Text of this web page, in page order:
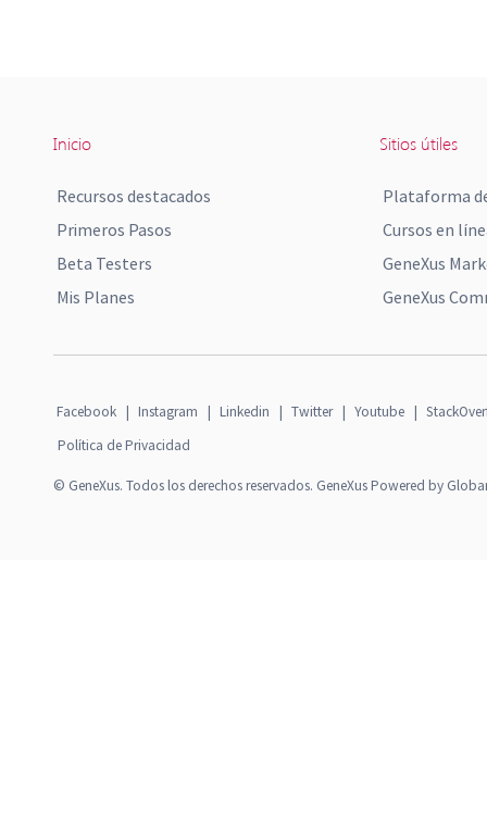
Inicio
Recursos destacados
Primeros Pasos
Beta Testers
Mis Planes
Sitios útiles
Plataforma
Cursos en
GeneXus
GeneXus
Facebook | Instagram | Linkedin | Twitter | Youtube |
Política de Privacidad
© GeneXus. Todos los derechos reservados. GeneXus Powered by